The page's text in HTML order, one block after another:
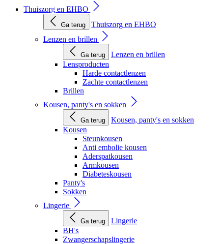
Thuiszorg en EHBO
Ga terug
Thuiszorg en EHBO
Lenzen en brillen
Ga terug
Lenzen en brillen
Lensproducten
Harde contactlenzen
Zachte contactlenzen
Brillen
Kousen, panty's en sokken
Ga terug
Kousen, panty's en sokken
Kousen
Steunkousen
Anti embolie kousen
Aderspatkousen
Armkousen
Diabeteskousen
Panty's
Sokken
Lingerie
Ga terug
Lingerie
BH's
Zwangerschapslingerie